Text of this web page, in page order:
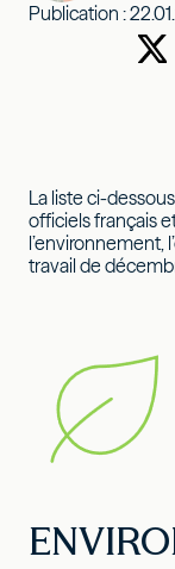
Publication :
La liste ci-
officiels français
l’environnement,
travail de